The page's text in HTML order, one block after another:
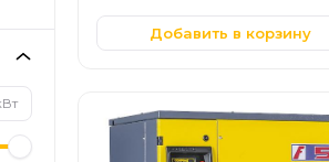
Добавить в корзину